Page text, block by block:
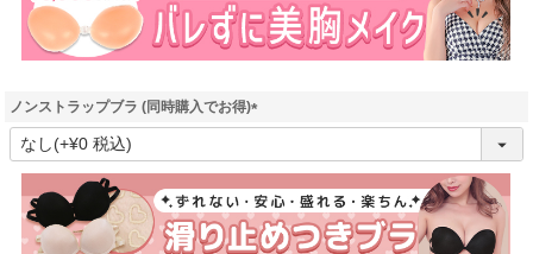
ノンストラップブラ (同時購入でお得)
(
須
)